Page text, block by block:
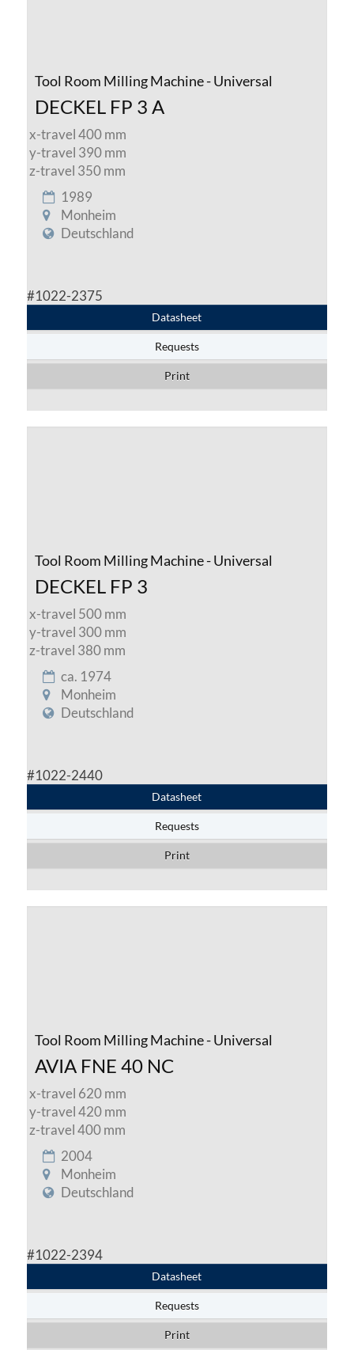
Tool Room Milling Machine - Universal
DECKEL FP 3 A
x-travel 400 mm
y-travel 390 mm
z-travel 350 mm
1989
Monheim
Deutschland
#1022-2375
Datasheet
Requests
Print
Tool Room Milling Machine - Universal
DECKEL FP 3
x-travel 500 mm
y-travel 300 mm
z-travel 380 mm
ca. 1974
Monheim
Deutschland
#1022-2440
Datasheet
Requests
Print
Tool Room Milling Machine - Universal
AVIA FNE 40 NC
x-travel 620 mm
y-travel 420 mm
z-travel 400 mm
2004
Monheim
Deutschland
#1022-2394
Datasheet
Requests
Print